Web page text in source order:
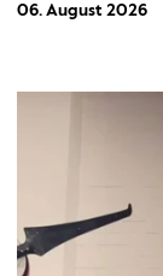
06. August 2026